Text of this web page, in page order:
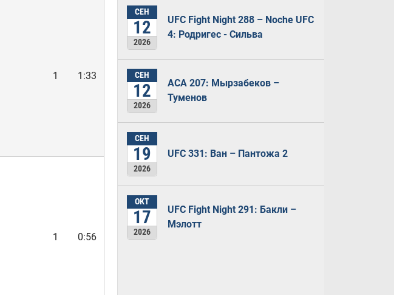
1 1:33
1 0:56
СЕН
12
2026
UFC Fight Night 288 – Noche UFC
4: Родригес - Сильва
СЕН
12
2026
ACA 207: Мырзабеков –
Туменов
СЕН
19
2026
UFC 331: Ван – Пантожа 2
ОКТ
17
2026
UFC Fight Night 291: Бакли –
Мэлотт